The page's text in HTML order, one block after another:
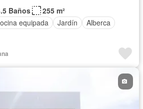
Baños
255 m²
equipada Jardín
Alberca